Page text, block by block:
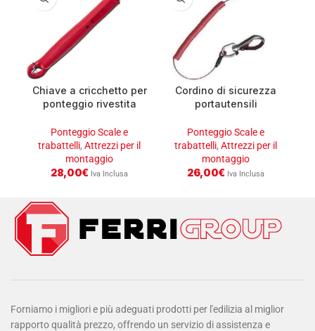
Chiave a cricchetto per
ponteggio rivestita
Ponteggio Scale e
trabattelli, Attrezzi per il
montaggio
28,00€ Iva Inclusa
Cordino di sicurezza
portautensili
Ponteggio Scale e
trabattelli, Attrezzi per il
montaggio
26,00€ Iva Inclusa
Forniamo i migliori e più adeguati prodotti per l'edilizia al miglior
rapporto qualità prezzo, offrendo un servizio di assistenza e